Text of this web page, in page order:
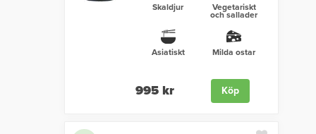
Skaldjur Vegetariskt
och sallader
Asiatiskt Milda ostar
995 kr Köp